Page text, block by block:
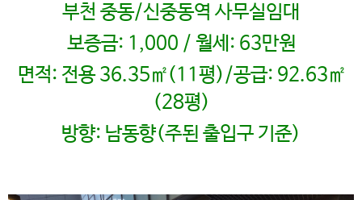
부천 중동/신중동역 사무실임대
보증금: 1,000 / 월세: 63만원
면적: 전용 36.35㎡(11평)/공급: 92.63㎡
(28평)
방향: 남동향(주된 출입구 기준)